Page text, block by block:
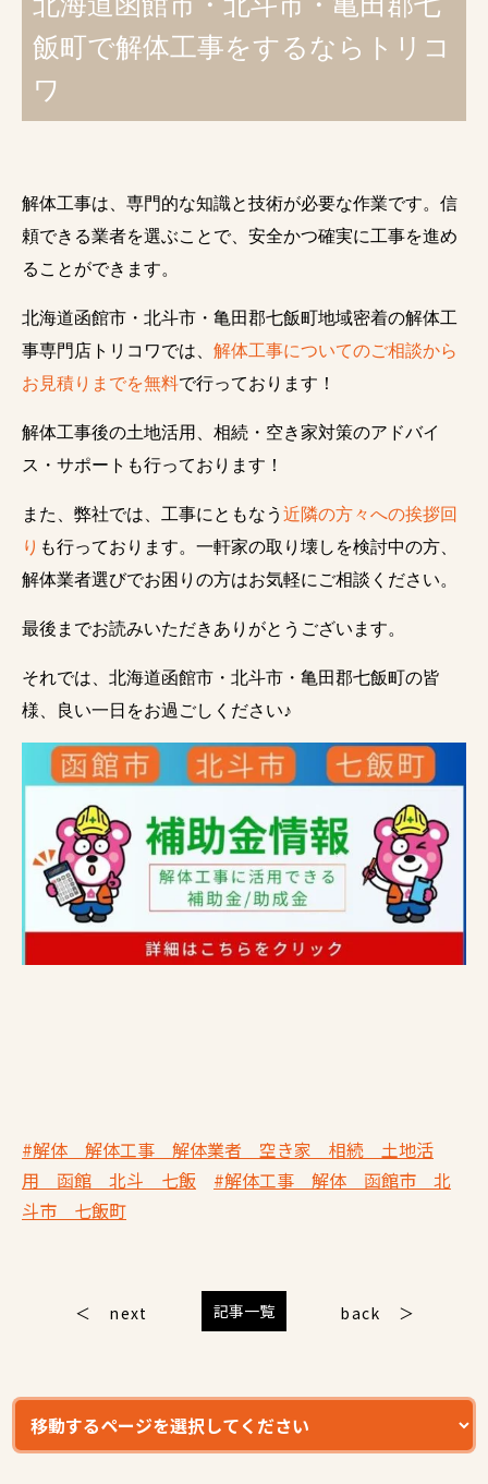
飯町で解体工事をするならトリコ
ワ
解体工事は、専門的な知識と技術が必要な作業です。信
頼できる業者を選ぶことで、安全かつ確実に工事を進め
ることができます。
北海道函館市・北斗市・亀田郡七飯町地域密着の解体工
事専門店トリコワでは、 解体工事についてのご相談から
お見積りまでを無料で行っております！
解体工事後の土地活用、相続・空き家対策のアドバイ
ス・サポートも行っております！
また、弊社では、工事にともなう 近隣の方々への挨拶回
り も行っております。一軒家の取り壊しを検討中の方、
解体業者選びでお困りの方はお気軽にご相談ください。
最後までお読みいただきありがとうございます。
それでは、北海道函館市・北斗市・亀田郡七飯町の皆
様、良い一日をお過ごしください♪
#解体 解体工事 解体業者 空き家 相続 土地活
用 函館 北斗 七飯
#解体工事 解体 函館市 北
斗市 七飯町
next 記事一覧 back